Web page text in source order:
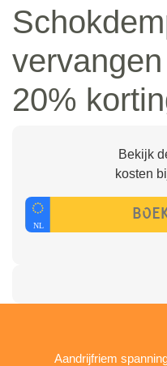
20%
Bekijk
kosten
Aandrijfriem